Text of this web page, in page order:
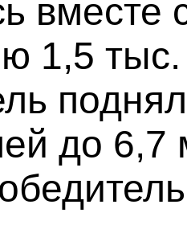
вместе
1,5 тыс.
до